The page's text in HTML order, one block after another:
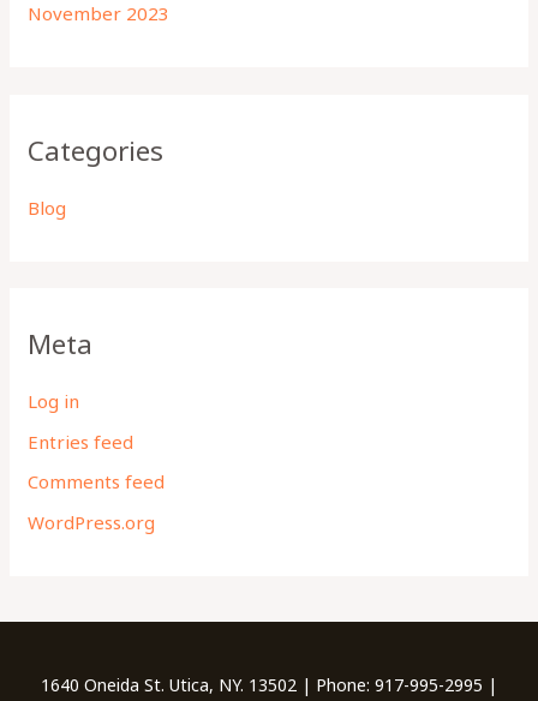
November 2023
Categories
Blog
Meta
Log in
Entries feed
Comments feed
WordPress.org
1640 Oneida St. Utica, NY. 13502 | Phone: 917-995-2995 |